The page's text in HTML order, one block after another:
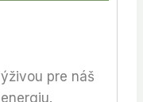
pre náš